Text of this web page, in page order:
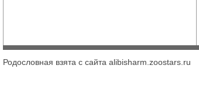
Родословная взята с сайта alibisharm.zoostars.ru